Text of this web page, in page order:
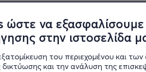
να εξασφαλίσουμε
στην ιστοσελίδα
του περιεχομένου και των
και την ανάλυση της